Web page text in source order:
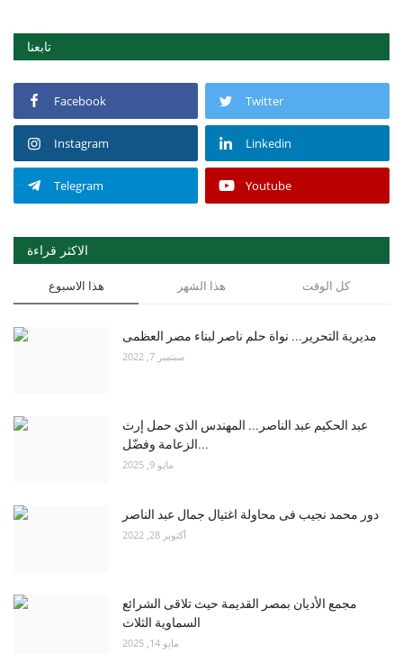
تابعنا
Facebook Twitter
Instagram Linkedin
Telegram Youtube
الاكثر قراءة
هذا الاسبوع هذا الشهر كل الوقت
مديرية التحرير... نواة حلم ناصر لبناء مصر العظمى
سبتمبر 7, 2022
عبد الحكيم عبد الناصر... المهندس الذي حمل إرث
الزعامة وفضّل...
مايو 9, 2025
دور محمد نجيب فى محاولة اغتيال جمال عبد الناصر
أكتوبر 28, 2022
مجمع الأديان بمصر القديمة حيث تلاقى الشرائع
السماوية الثلاث
مايو 14, 2025